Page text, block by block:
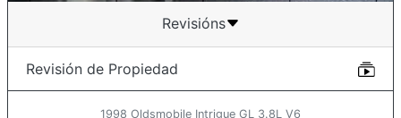
Revisións
Revisión de Propiedad
1998 Oldsmobile Intrigue GL 3.8L V6